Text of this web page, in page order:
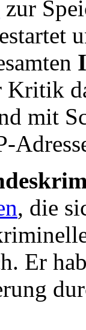
zur
Kritik
mit
, die
Er